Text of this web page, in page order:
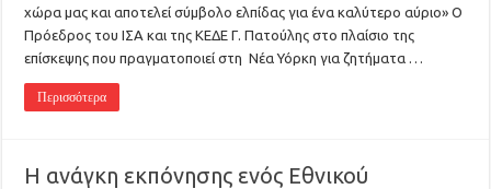
χώρα μας και αποτελεί σύμβολο ελπίδας για ένα καλύτερο αύριο» Ο
Πρόεδρος του ΙΣΑ και της ΚΕΔΕ Γ. Πατούλης στο πλαίσιο της
επίσκεψης που πραγματοποιεί στη Νέα Υόρκη για ζητήματα …
Περισσότερα
H ανάγκη εκπόνησης ενός Εθνικού